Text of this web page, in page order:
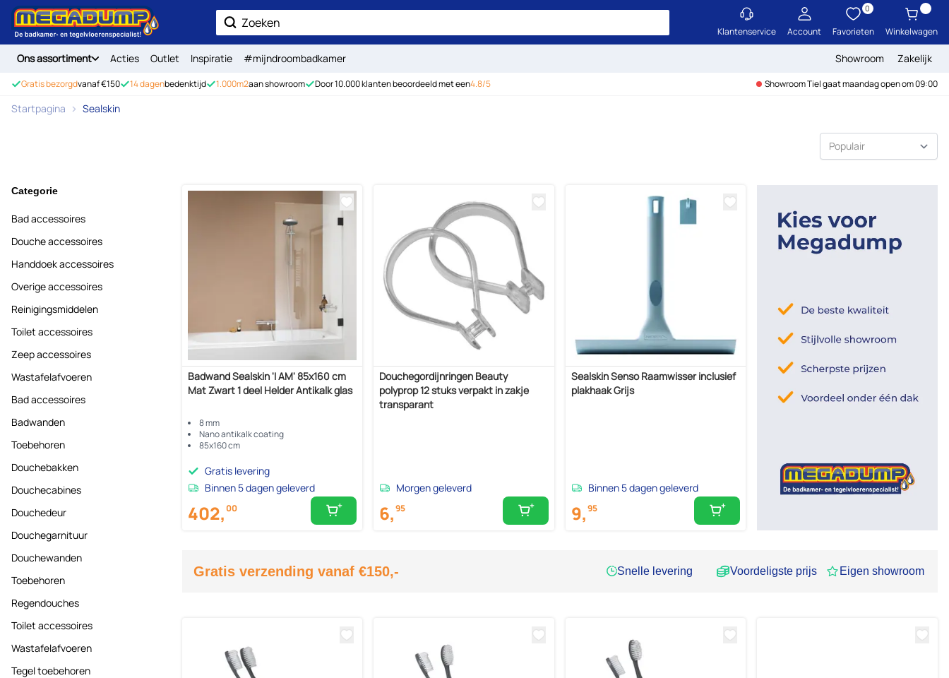
Ga naar de inhoud
Zoek Klantenservice Account Favorieten
0
Winkelwagen
Ons assortiment Acties Outlet Inspiratie #mijndroombadkamer Showroom Zakelijk
Gratis bezorgdvanaf €150 14 dagenbedenktijd 1.000m2aan showroom Door 10.000 klanten beoordeeld met een4.8/5 Showroom Tiel gaat maandag open om 09:00
Startpagina Sealskin
Categorie
Bad accessoires
Douche accessoires
Handdoek accessoires
Overige accessoires
Reinigingsmiddelen
Toilet accessoires
Zeep accessoires
Wastafelafvoeren
Bad accessoires
Badwanden
Toebehoren
Douchebakken
Douchecabines
Douchedeur
Douchegarnituur
Douchewanden
Toebehoren
Regendouches
Toilet accessoires
Wastafelafvoeren
Tegel toebehoren
Sorteer op
Badwand Sealskin 'I AM' 85x160 cm
Mat Zwart 1 deel Helder Antikalk glas
8 mm
Nano antikalk coating
85x160 cm
Gratis levering
Binnen 5 dagen geleverd
402,00
Douchegordijnringen Beauty
polyprop 12 stuks verpakt in zakje
transparant
Morgen geleverd
6,95
Sealskin Senso Raamwisser inclusief
plakhaak Grijs
Binnen 5 dagen geleverd
9,95
Gratis verzending vanaf €150,- Snelle levering Voordeligste prijs Eigen showroom